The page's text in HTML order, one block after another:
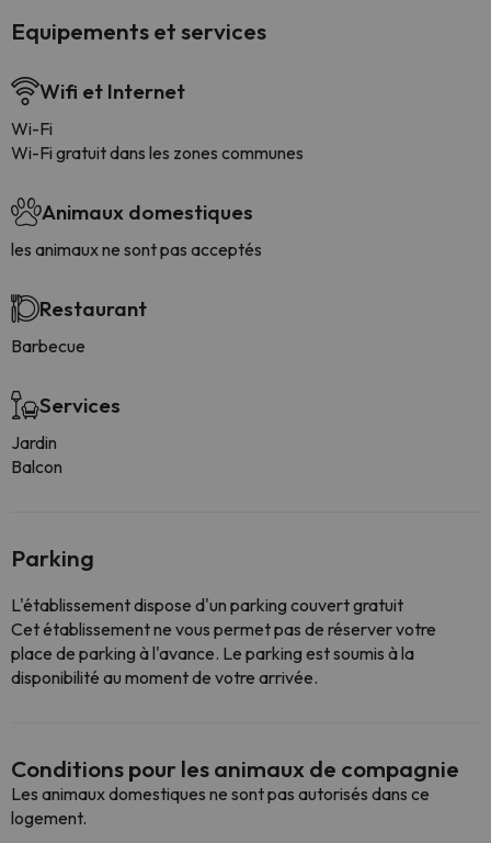
Equipements et services
Wifi et Internet
Wi-Fi
Wi-Fi gratuit dans les zones communes
Animaux domestiques
les animaux ne sont pas acceptés
Restaurant
Barbecue
Services
Jardin
Balcon
Parking
L'établissement dispose d'un parking couvert gratuit
Cet établissement ne vous permet pas de réserver votre
place de parking à l'avance. Le parking est soumis à la
disponibilité au moment de votre arrivée.
Conditions pour les animaux de compagnie
Les animaux domestiques ne sont pas autorisés dans ce
logement.